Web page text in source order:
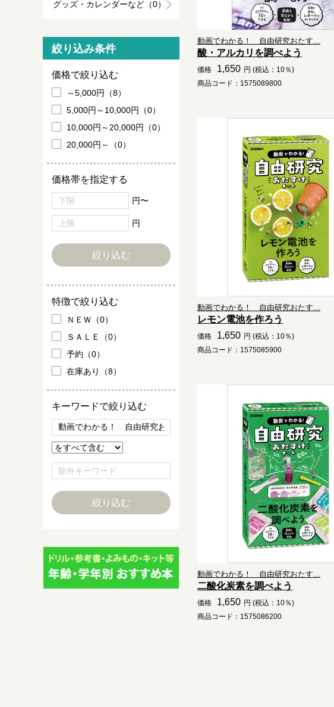
動画でわかる！ 自由研究おたす...
酸・アルカリを調べよう
価格 1,650 円 (税込：10％)
商品コード：1575089800
動画でわかる！ 自由研究おたす...
レモン電池を作ろう
価格 1,650 円 (税込：10％)
商品コード：1575085900
動画でわかる！ 自由研究おたす...
二酸化炭素を調べよう
価格 1,650 円 (税込：10％)
商品コード：1575086200
グッズ・カレンダーなど（0）
絞り込み条件
価格で絞り込む
～5,000円（8）
5,000円～10,000円（0）
10,000円～20,000円（0）
20,000円～（0）
価格帯を指定する
円〜
円
特徴で絞り込む
ＮＥＷ（0）
ＳＡＬＥ（0）
予約（0）
在庫あり（8）
キーワードで絞り込む